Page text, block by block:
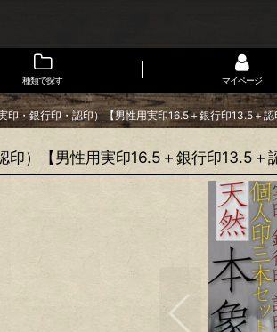
種類で探す マイページ
印・銀行印・認印）【男性用実印16.5＋銀行印13.5＋
）【男性用実印16.5＋銀行印13.5＋